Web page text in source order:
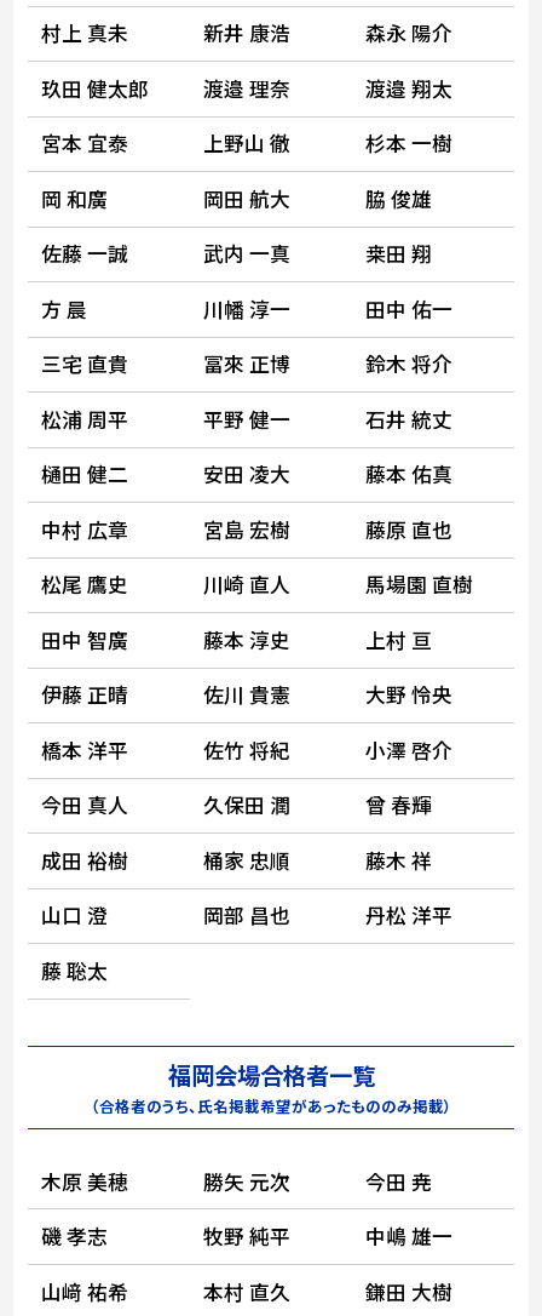
村上 真未 新井 康浩
森永 陽介
玖田 健太郎
渡邉 理奈
渡邉 翔太
宮本 宜泰
上野山 徹
杉本 一樹
岡 和廣
岡田 航大
脇 俊雄
佐藤 一誠
武内 一真
桒田 翔
方 晨
川幡 淳一
田中 佑一
三宅 直貴
冨來 正博
鈴木 将介
松浦 周平
平野 健一
石井 統丈
樋田 健二
安田 凌大
藤本 佑真
中村 広章
宮島 宏樹
藤原 直也
松尾 鷹史
川崎 直人
馬場園 直樹
田中 智廣
藤本 淳史
上村 亘
伊藤 正晴
佐川 貴憲
大野 怜央
橋本 洋平
佐竹 将紀
小澤 啓介
今田 真人
久保田 潤
曾 春輝
成田 裕樹
桶家 忠順
藤木 祥
山口 澄
岡部 昌也
丹松 洋平
藤 聡太
福岡会場合格者一覧
（合格者のうち、氏名掲載希望があったもののみ掲載）
木原 美穂 勝矢 元次
今田 尭
磯 孝志
牧野 純平
中嶋 雄一
山﨑 祐希
本村 直久
鎌田 大樹